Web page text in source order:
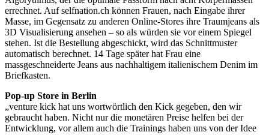
errechnet. Auf selfnation.ch können Frauen, nach Eingabe ihrer
Masse, im Gegensatz zu anderen Online-Stores ihre Traumjeans als
3D Visualisierung ansehen – so als würden sie vor einem Spiegel
stehen. Ist die Bestellung abgeschickt, wird das Schnittmuster
automatisch berechnet. 14 Tage später hat Frau eine
massgeschneiderte Jeans aus nachhaltigem italienischem Denim im
Briefkasten.
Pop-up Store in Berlin
„venture kick hat uns wortwörtlich den Kick gegeben, den wir
gebraucht haben. Nicht nur die monetären Preise helfen bei der
Entwicklung, vor allem auch die Trainings haben uns von der Idee